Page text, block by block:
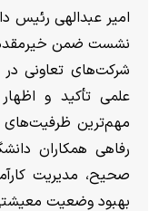
امیر عبدالهی رئیس
نشست ضمن خیرمقدم
شرکت‌های تعاونی در
علمی تأکید و
مهم‌ترین ظرفیت‌های
رفاهی همکاران
صحیح، مدیریت
بهبود وضعیت